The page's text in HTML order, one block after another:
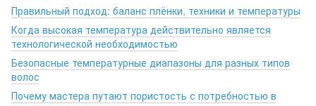
Правильный подход: баланс плёнки, техники и температуры
Когда высокая температура действительно является
технологической необходимостью
Безопасные температурные диапазоны для разных типов
волос
Почему мастера путают пористость с потребностью в